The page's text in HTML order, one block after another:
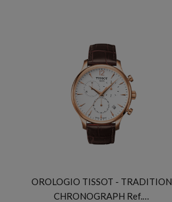
OROLOGIO TISSOT - TRADITION
CHRONOGRAPH Ref.…